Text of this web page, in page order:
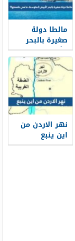
مالطا دولة
صغيرة بالبحر
الأبيض
المتوسط، ما
هي عاصمتها؟
نهر الاردن من
اين ينبع